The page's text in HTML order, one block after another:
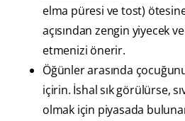
elma püresi ve tost)
açısından zengin yiyecek
etmenizi önerir.
Öğünler arasında
içirin. İshal sık görülürse,
olmak için piyasada